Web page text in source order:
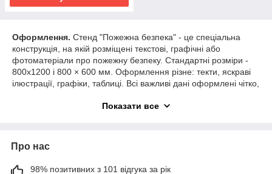
Оформлення. Стенд "Пожежна безпека" - це спеціальна
конструкція, на якій розміщені текстові, графічні або
фотоматеріали про пожежну безпеку. Стандартні розміри -
800х1200 і 800 × 600 мм. Оформлення різне: текти, яскраві
ілюстрації, графіки, таблиці. Всі важливі дані оформлені чітко,
При виготовленні стенду враховані вимоги і норми,
спеціального пластику і оснащений отворами для кріплення.
залучення уваги використовуються яскраві кольори. Зазвичай
Показати все
Про нас
98% позитивних з 101 відгука за рік